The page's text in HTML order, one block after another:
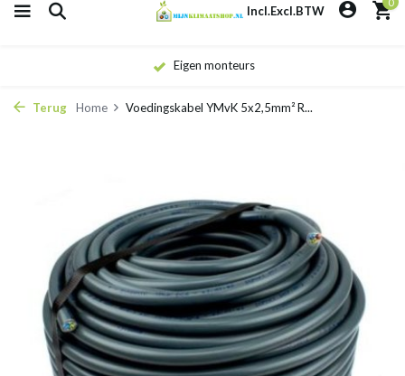
Incl.Excl.BTW
Eigen monteurs
Terug Home Voedingskabel YMvK 5x2,5mm² R...